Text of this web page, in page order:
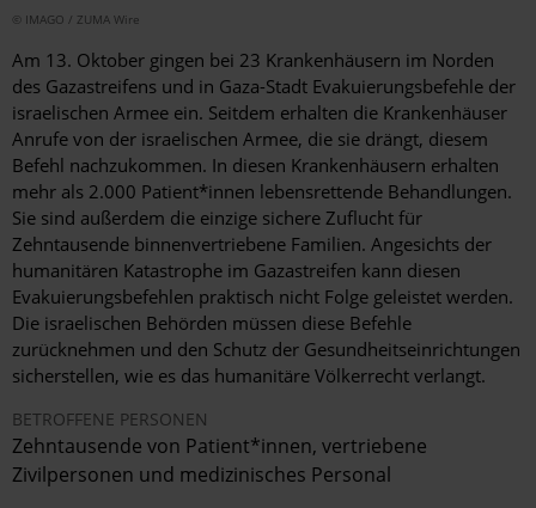
© IMAGO / ZUMA Wire
Am 13. Oktober gingen bei 23 Krankenhäusern im Norden
des Gazastreifens und in Gaza-Stadt Evakuierungsbefehle der
israelischen Armee ein. Seitdem erhalten die Krankenhäuser
Anrufe von der israelischen Armee, die sie drängt, diesem
Befehl nachzukommen. In diesen Krankenhäusern erhalten
mehr als 2.000 Patient*innen lebensrettende Behandlungen.
Sie sind außerdem die einzige sichere Zuflucht für
Zehntausende binnenvertriebene Familien. Angesichts der
humanitären Katastrophe im Gazastreifen kann diesen
Evakuierungsbefehlen praktisch nicht Folge geleistet werden.
Die israelischen Behörden müssen diese Befehle
zurücknehmen und den Schutz der Gesundheitseinrichtungen
sicherstellen, wie es das humanitäre Völkerrecht verlangt.
BETROFFENE PERSONEN
Zehntausende von Patient*innen, vertriebene
Zivilpersonen und medizinisches Personal